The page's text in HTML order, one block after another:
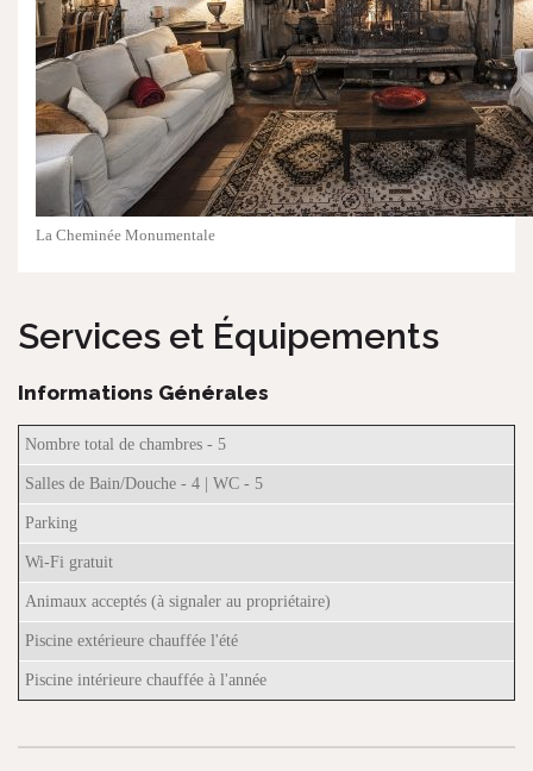
La Cheminée Monumentale
Services et Équipements
Informations Générales
Nombre total de chambres - 5
Salles de Bain/Douche - 4 | WC - 5
Parking
Wi-Fi gratuit
Animaux acceptés (à signaler au propriétaire)
Piscine extérieure chauffée l'été
Piscine intérieure chauffée à l'année